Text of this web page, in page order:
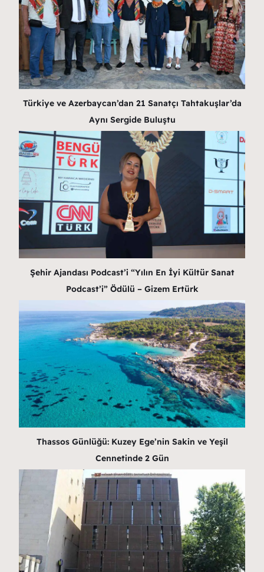
Türkiye ve Azerbaycan’dan 21 Sanatçı Tahtakuşlar’da
Aynı Sergide Buluştu
Şehir Ajandası Podcast’i “Yılın En İyi Kültür Sanat
Podcast’i” Ödülü – Gizem Ertürk
Thassos Günlüğü: Kuzey Ege’nin Sakin ve Yeşil
Cennetinde 2 Gün